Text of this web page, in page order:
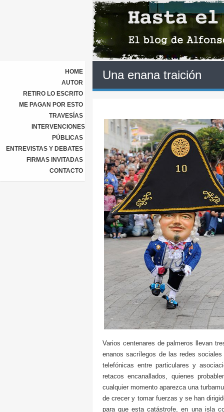
HOME
AUTOR
RETIRO LO ESCRITO
ME PAGAN POR ESTO
TRAVESÍAS
INTERVENCIONES
PÚBLICAS
ENTREVISTAS Y DEBATES
FIRMAS INVITADAS
CONTACTO
Una enana traición
Varios centenares de palmeros llevan
enanos sacrílegos de las redes
telefónicas entre particulares y
retacos encanallados, quienes
cualquier momento aparezca una
de crecer y tomar fuerzas y se han
para que esta catástrofe, en una isla